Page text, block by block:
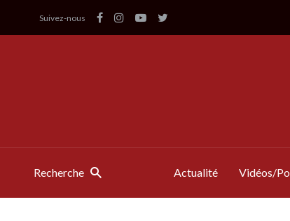
Suivez-nous
Recherche Actualité Vidéos/